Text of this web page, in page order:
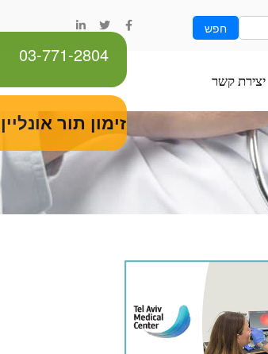
חפש
זימון תור אונליין
03-771-2804